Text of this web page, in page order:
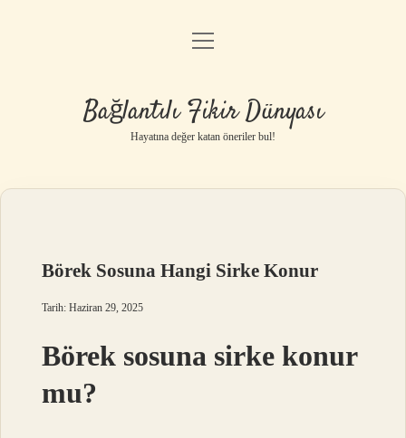
Anasayfa
Yasal Uyarı
menüyü
Bağlantılı Fikir Dünyası
Hayatına değer katan öneriler bul!
Börek Sosuna Hangi Sirke Konur
Tarih: Haziran 29, 2025
Börek sosuna sirke konur
mu?